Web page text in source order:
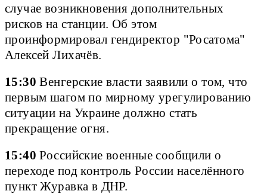
случае возникновения дополнительных
рисков на станции. Об этом
проинформировал гендиректор "Росатома"
Алексей Лихачёв.
15:30 Венгерские власти заявили о том, что
первым шагом по мирному урегулированию
ситуации на Украине должно стать
прекращение огня.
15:40 Российские военные сообщили о
переходе под контроль России населённого
пункт Журавка в ДНР.